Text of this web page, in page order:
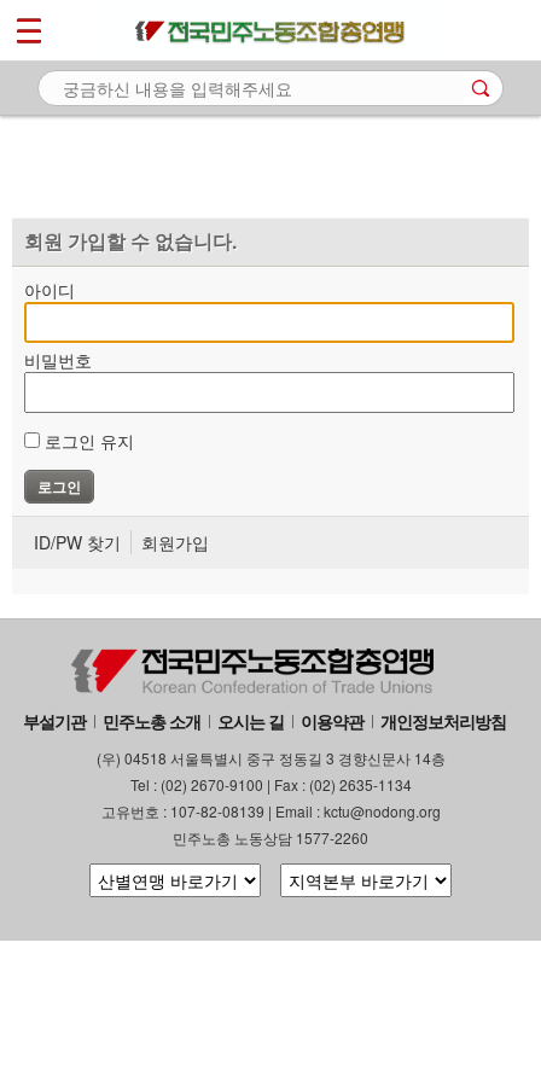
회원 가입할 수 없습니다.
아이디
비밀번호
로그인 유지
ID/PW 찾기 회원가입
부설기관 민주노총 소개 오시는 길 이용약관 개인정보처리방침
(우) 04518 서울특별시 중구 정동길 3 경향신문사 14층
Tel : (02) 2670-9100 | Fax : (02) 2635-1134
고유번호 : 107-82-08139 | Email : kctu@nodong.org
민주노총 노동상담 1577-2260
마이페이지
소개
자료
부설기관